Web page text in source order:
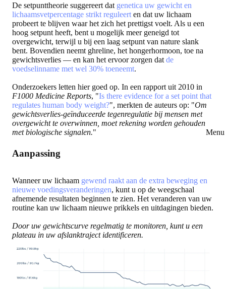
Menu
De setpunttheorie suggereert dat genetica uw gewicht en
lichaamsvetpercentage strikt reguleert en dat uw lichaam
probeert te blijven waar het zich het prettigst voelt. Als u een
hoog setpunt heeft, bent u mogelijk meer geneigd tot
overgewicht, terwijl u bij een laag setpunt van nature slank
bent. Bovendien neemt ghreline, het hongerhormoon, toe na
gewichtsverlies — en kan het ervoor zorgen dat de
voedselinname met wel 30% toeneemt.
Onderzoekers letten hier goed op. In een rapport uit 2010 in
F1000 Medicine Reports, "Is there evidence for a set point that
regulates human body weight?", merkten de auteurs op: "Om
gewichtsverlies-geïnduceerde tegenregulatie bij mensen met
overgewicht te overwinnen, moet rekening worden gehouden
met biologische signalen."
Aanpassing
Wanneer uw lichaam gewend raakt aan de extra beweging en
nieuwe voedingsveranderingen, kunt u op de weegschaal
afnemende resultaten beginnen te zien. Het veranderen van uw
routine kan uw lichaam nieuwe prikkels en uitdagingen bieden.
Door uw gewichtscurve regelmatig te monitoren, kunt u een
plateau in uw afslanktraject identificeren.